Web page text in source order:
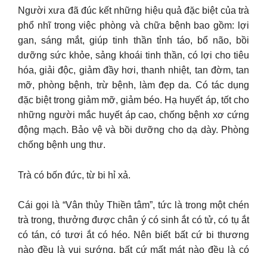
Người xưa đã đúc kết những hiệu quả đặc biệt của trà
phổ nhĩ trong việc phòng và chữa bệnh bao gồm: lợi
gan, sáng mắt, giúp tinh thần tỉnh táo, bổ não, bồi
dưỡng sức khỏe, sảng khoái tinh thần, có lợi cho tiêu
hóa, giải độc, giảm đầy hơi, thanh nhiệt, tan đờm, tan
mỡ, phòng bệnh, trừ bệnh, làm đẹp da. Có tác dụng
đặc biệt trong giảm mỡ, giảm béo. Hạ huyết áp, tốt cho
những người mắc huyết áp cao, chống bệnh xơ cứng
động mạch. Bảo vệ và bồi dưỡng cho dạ dày. Phòng
chống bệnh ung thư.
Trà có bốn đức, từ bi hỉ xả.
Cái gọi là “Vân thủy Thiền tâm”, tức là trong một chén
trà trong, thưởng được chân ý có sinh ắt có tử, có tụ ắt
có tán, có tươi ắt có héo. Nên biết bất cứ bi thương
nào đều là vui sướng, bất cứ mất mát nào đều là có